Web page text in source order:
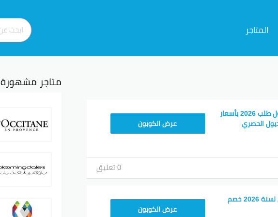
المتاجر
كود خصم ترينديول اول طلب 2026 بأسعار
الحصري
عرض الكوبون
0 تعليق
كوبون خصم ترينديول لسنة 2026 خصم
عرض الكوبون
متاجر مشهورة